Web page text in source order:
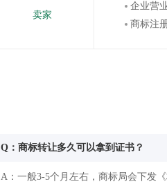
卖家
企业营
商标注
Q：商标转让多久可以拿到证书？
A：一般3-5个月左右，商标局会下发《